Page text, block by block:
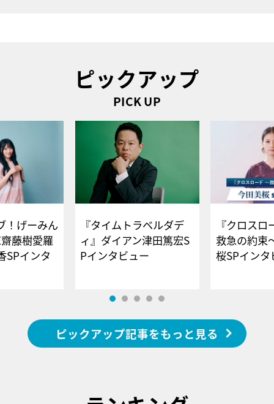
ピックアップ
PICK UP
！げーみん
藤樹愛羅
SPインタ
『タイムトラベルダデ
ィ』ダイアン津田篤宏S
Pインタビュー
『クロス
救急の約束
桜SPイ
ピックアップ記事をもっと見る